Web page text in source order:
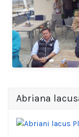
Abriana